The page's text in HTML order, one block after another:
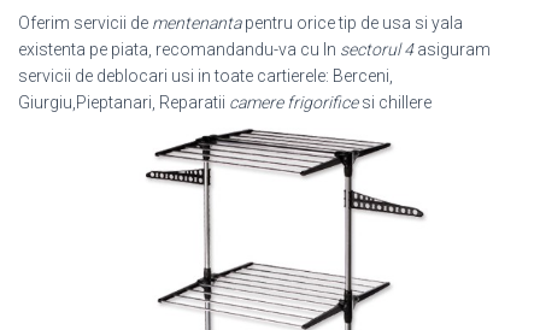
Oferim servicii de mentenantapentru orice tip de usa si yala
existenta pe piata, recomandandu-va cu In sectorul 4asiguram
servicii de deblocari usi in toate cartierele: Berceni,
Giurgiu,Pieptanari, Reparatii camere frigorificesi chillere